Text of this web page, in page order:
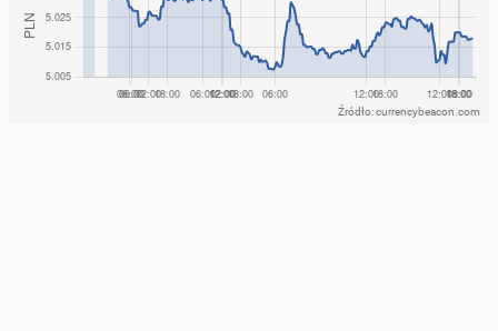
Źródło: currencybeacon.com